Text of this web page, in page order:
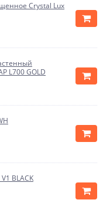
Crystal Lux
L700 GOLD
BLACK